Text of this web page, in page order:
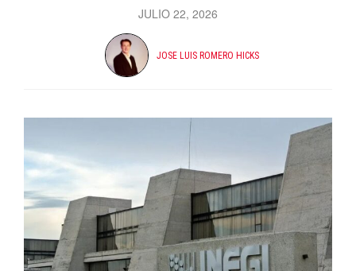
JULIO 22, 2026
JOSE LUIS ROMERO HICKS